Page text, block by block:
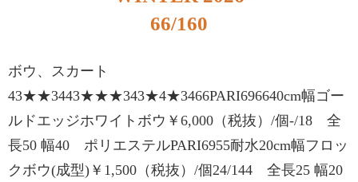
66/160
ボウ、スカート
43★★3443★★★343★4★3466PARI696640cm幅ゴー
ルドエッジホワイトボウ￥6,000（税抜）/個-/18 全
長50 幅40 ポリエステルPARI6955耐水20cm幅フロッ
クボウ(成型)￥1,500（税抜）/個24/144 全長25 幅20